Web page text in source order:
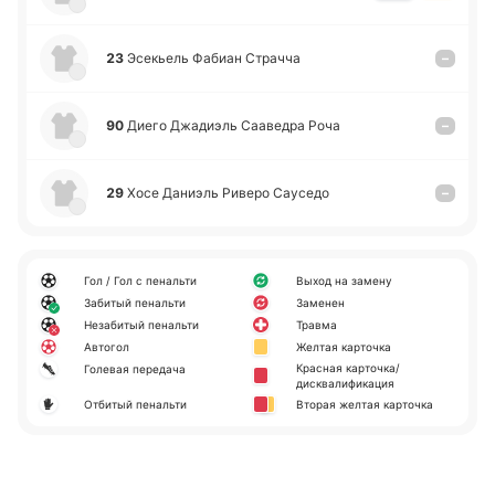
23 Эсе­кьель Фабиан Стра­чча –
90 Диего Джа­диэль Саа­ве­дра Роча –
29 Хосе Да­ниэль Риверо Сау­се­до –
Гол / Гол с пенальти
Забитый пенальти
Незабитый пенальти
Автогол
Голевая передача
Отбитый пенальти
Выход на замену
Заменен
Травма
Желтая карточка
Красная карточка/
дисквалификация
Вторая желтая карточка